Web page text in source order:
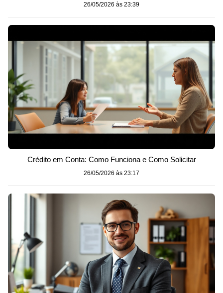
26/05/2026 às 23:39
Crédito em Conta: Como Funciona e Como Solicitar
26/05/2026 às 23:17